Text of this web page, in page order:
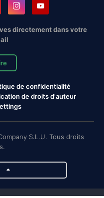
directement dans votre
de confidentialité
de droits d'auteur
S.L.U. Tous droits